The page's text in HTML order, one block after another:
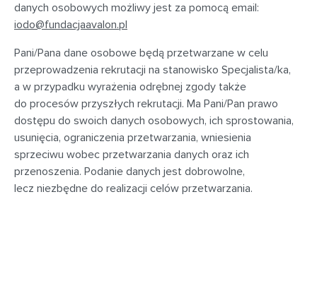
danych osobowych możliwy jest za pomocą email:
iodo@fundacjaavalon.pl
Pani/Pana dane osobowe będą przetwarzane w celu
przeprowadzenia rekrutacji na stanowisko Specjalista/ka,
a w przypadku wyrażenia odrębnej zgody także
do procesów przyszłych rekrutacji. Ma Pani/Pan prawo
dostępu do swoich danych osobowych, ich sprostowania,
usunięcia, ograniczenia przetwarzania, wniesienia
sprzeciwu wobec przetwarzania danych oraz ich
przenoszenia. Podanie danych jest dobrowolne,
lecz niezbędne do realizacji celów przetwarzania.